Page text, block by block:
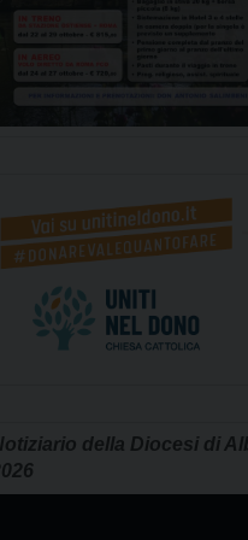
della Diocesi di